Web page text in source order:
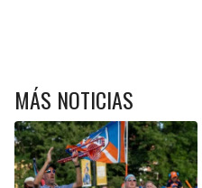
MÁS NOTICIAS